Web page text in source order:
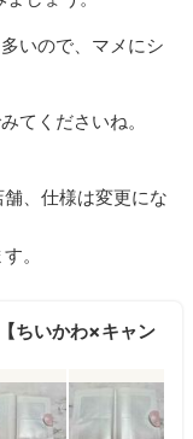
いので、マメにシ
てくださいね。
、仕様は変更にな
。
ちいかわ×キャン